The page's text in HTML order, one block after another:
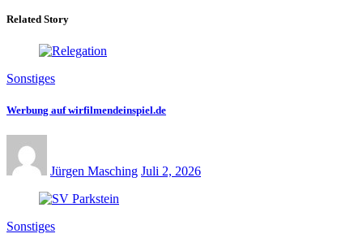
Related Story
Sonstiges
Werbung auf wirfilmendeinspiel.de
Jürgen Masching Juli 2, 2026
Sonstiges